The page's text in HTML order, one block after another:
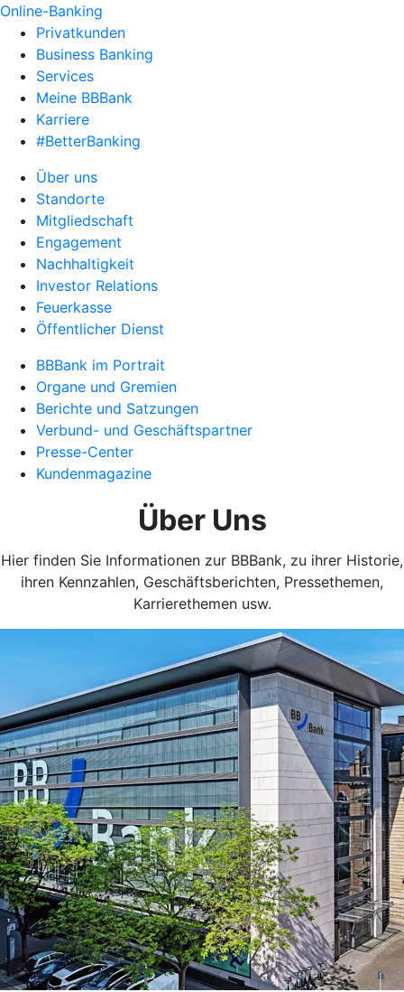
Online-Banking
Privatkunden
Business Banking
Services
Meine BBBank
Karriere
#BetterBanking
Über uns
Standorte
Mitgliedschaft
Engagement
Nachhaltigkeit
Investor Relations
Feuerkasse
Öffentlicher Dienst
BBBank im Portrait
Organe und Gremien
Berichte und Satzungen
Verbund- und Geschäftspartner
Presse-Center
Kundenmagazine
Über Uns
Hier finden Sie Informationen zur BBBank, zu ihrer Historie,
ihren Kennzahlen, Geschäftsberichten, Pressethemen,
Karrierethemen usw.